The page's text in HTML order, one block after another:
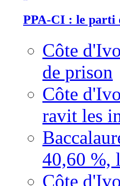
PPA-CI : le parti
Côte
de prison
Côte
ravit les
40,60 %,
Côte